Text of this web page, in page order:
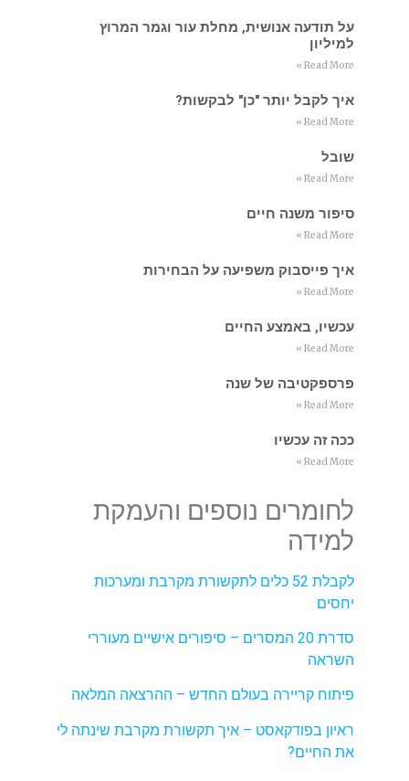
על תודעה אנושית, מחלת עור וגמר המרוץ
למיליון
Read More »
איך לקבל יותר "כן" לבקשות?
Read More »
שובל
Read More »
סיפור משנה חיים
Read More »
איך פייסבוק משפיעה על הבחירות
Read More »
עכשיו, באמצע החיים
Read More »
פרספקטיבה של שנה
Read More »
ככה זה עכשיו
Read More »
לחומרים נוספים והעמקת
למידה
לקבלת 52 כלים לתקשורת מקרבת ומערכות
יחסים
סדרת 20 המסרים – סיפורים אישיים מעוררי
השראה
פיתוח קריירה בעולם החדש – ההרצאה המלאה
ראיון בפודקאסט – איך תקשורת מקרבת שינתה לי
את החיים?